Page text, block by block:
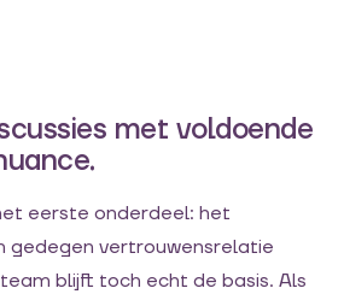
met voldoende
eerste onderdeel: het
gedegen vertrouwensrelatie
blijft toch echt de basis. Als